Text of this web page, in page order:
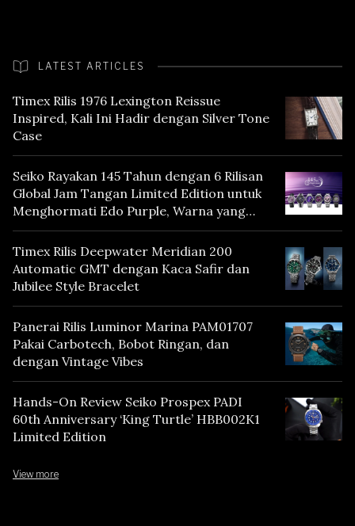
LATEST ARTICLES
Timex Rilis 1976 Lexington Reissue
Inspired, Kali Ini Hadir dengan Silver Tone
Case
Seiko Rayakan 145 Tahun dengan 6 Rilisan
Global Jam Tangan Limited Edition untuk
Menghormati Edo Purple, Warna yang
Mencerminkan Warisan Tokyo
Timex Rilis Deepwater Meridian 200
Automatic GMT dengan Kaca Safir dan
Jubilee Style Bracelet
Panerai Rilis Luminor Marina PAM01707
Pakai Carbotech, Bobot Ringan, dan
dengan Vintage Vibes
Hands-On Review Seiko Prospex PADI
60th Anniversary ‘King Turtle’ HBB002K1
Limited Edition
View more